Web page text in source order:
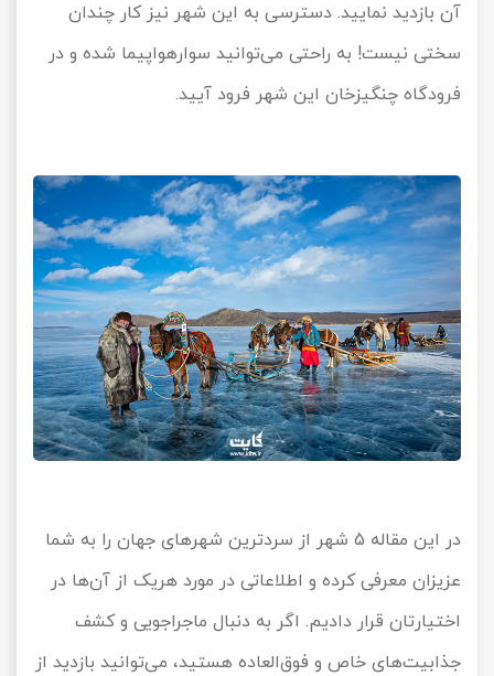
آن بازدید نمایید. دسترسی به این شهر نیز کار چندان
سختی نیست! به راحتی می‌توانید سوارهواپیما شده و در
فرودگاه چنگیزخان این شهر فرود آیید.
در این مقاله 5 شهر از سردترین شهرهای جهان را به شما
عزیزان معرفی کرده و اطلاعاتی در مورد هریک از آن‌ها در
اختیارتان قرار دادیم. اگر به دنبال ماجراجویی و کشف
جذابیت‌های خاص و فوق‌العاده هستید، می‌توانید بازدید از